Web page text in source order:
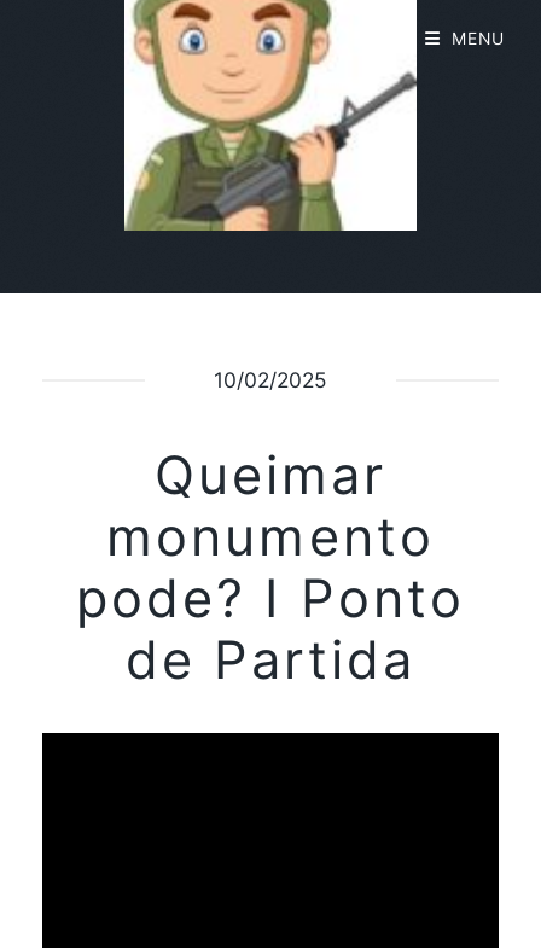
10/02/2025
Queimar
monumento
pode? I Ponto
de Partida
MENU